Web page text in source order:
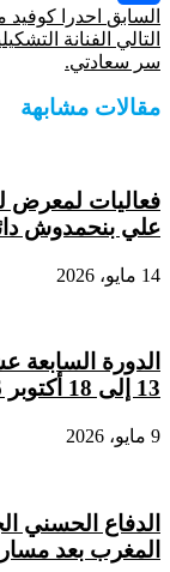
Share
السابق احدرا كوفيد
التالي الفنانة
سر سعادتي.
مقالات مشابهة
فعاليات لمعرض
علي بنحمدوش
14 مايو، 2026
الدورة
13 إلى 18 أكتوبر 2026
9 مايو، 2026
الدفاع الحسني
المغرب بعد